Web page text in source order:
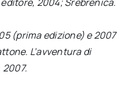
(prima edizione) e 2007
L’avventura di